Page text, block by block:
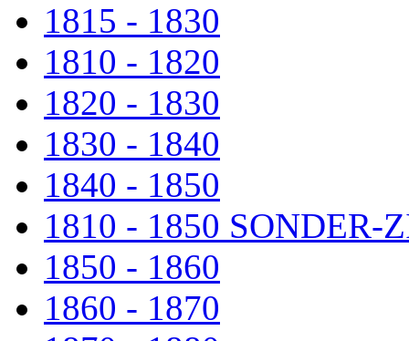
1815 - 1830
1810 - 1820
1820 - 1830
1830 - 1840
1840 - 1850
1810 - 1850 SONDER-
1850 - 1860
1860 - 1870